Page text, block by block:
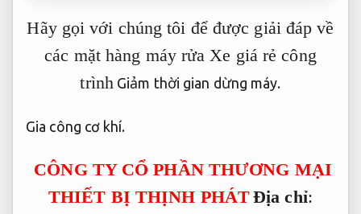
Hãy gọi với chúng tôi để được giải đáp về
các mặt hàng máy rửa Xe giá rẻ công
trình Giảm thời gian dừng máy.
Gia công cơ khí.
CÔNG TY CỔ PHẦN THƯƠNG MẠI
THIẾT BỊ THỊNH PHÁTĐịa chỉ: